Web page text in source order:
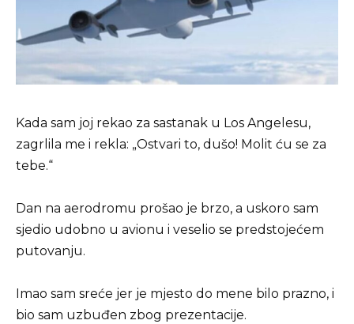
Kada sam joj rekao za sastanak u Los Angelesu,
zagrlila me i rekla: „Ostvari to, dušo! Molit ću se za
tebe.“
Dan na aerodromu prošao je brzo, a uskoro sam
sjedio udobno u avionu i veselio se predstojećem
putovanju.
Imao sam sreće jer je mjesto do mene bilo prazno, i
bio sam uzbuđen zbog prezentacije.